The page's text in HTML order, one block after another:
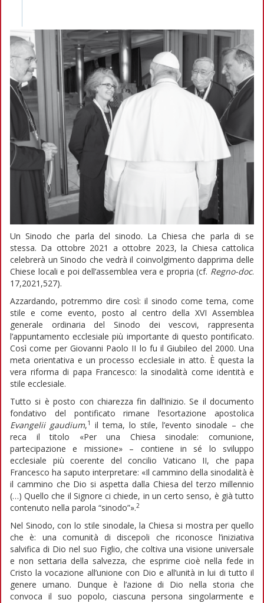
Un Sinodo che parla del sinodo. La Chiesa che parla di se
stessa. Da ottobre 2021 a ottobre 2023, la Chiesa cattolica
celebrerà un Sinodo che vedrà il coinvolgimento dapprima delle
Chiese locali e poi dell’assemblea vera e propria (cf. Regno-doc.
17,2021,527).
Azzardando, potremmo dire così: il sinodo come tema, come
stile e come evento, posto al centro della XVI Assemblea
generale ordinaria del Sinodo dei vescovi, rappresenta
l’appuntamento ecclesiale più importante di questo pontificato.
Così come per Giovanni Paolo II lo fu il Giubileo del 2000. Una
meta orientativa e un processo ecclesiale in atto. È questa la
vera riforma di papa Francesco: la sinodalità come identità e
stile ecclesiale.
Tutto si è posto con chiarezza fin dall’inizio. Se il documento
fondativo del pontificato rimane l’esortazione apostolica
Evangelii gaudium,1
il tema, lo stile, l’evento sinodale – che
reca il titolo «Per una Chiesa sinodale: comunione,
partecipazione e missione» – contiene in sé lo sviluppo
ecclesiale più coerente del concilio Vaticano II, che papa
Francesco ha saputo interpretare: «Il cammino della sinodalità è
il cammino che Dio si aspetta dalla Chiesa del terzo millennio
(…) Quello che il Signore ci chiede, in un certo senso, è già tutto
contenuto nella parola “sinodo”».2
Nel Sinodo, con lo stile sinodale, la Chiesa si mostra per quello
che è: una comunità di discepoli che riconosce l’iniziativa
salvifica di Dio nel suo Figlio, che coltiva una visione universale
e non settaria della salvezza, che esprime cioè nella fede in
Cristo la vocazione all’unione con Dio e all’unità in lui di tutto il
genere umano. Dunque è l’azione di Dio nella storia che
convoca il suo popolo, ciascuna persona singolarmente e